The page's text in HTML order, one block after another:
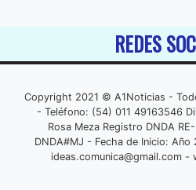
REDES
Copyright 2021 © A1Noticias -
- Teléfono: (54) 011 49163546
Rosa Meza Registro DNDA
DNDA#MJ - Fecha de Inicio:
ideas.comunica@gmail.com-